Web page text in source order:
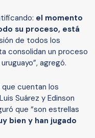
el momento
su proceso, está
de todos los
consolidan un proceso
agregó.
cuentan los
Suárez y Edinson
que “son estrellas
bien y han jugado